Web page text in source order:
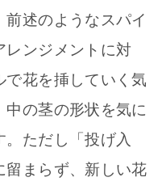
述のようなスパイ
レンジメントに対
で花を挿していく気
の茎の形状を気に
ただし「投げ入
留まらず、新しい花